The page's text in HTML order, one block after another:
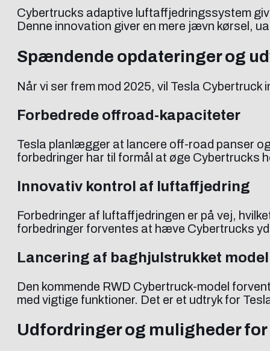
Cybertrucks adaptive luftaffjedringssystem
Denne innovation giver en mere jævn kørsel,
Spændende opdateringer og
Når vi ser frem mod 2025, vil Tesla
Forbedrede offroad-kapaciteter
Tesla planlægger at lancere off-road panser
forbedringer har til formål at øge Cybertrucks
Innovativ kontrol af luftaffjedring
Forbedringer af luftaffjedringen er på vej,
forbedringer forventes at hæve Cybertrucks
Lancering af baghjulstrukket model
Den kommende RWD Cybertruck-model
med vigtige funktioner. Det er et udtryk for
Udfordringer og muligheder